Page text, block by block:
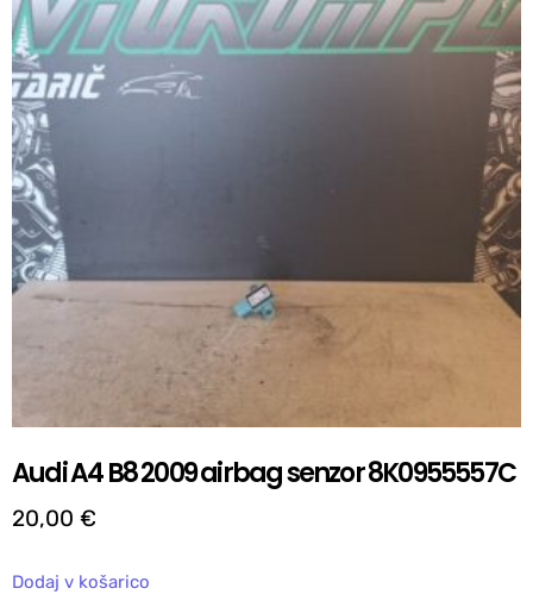
Audi A4 B8 2009 airbag senzor 8K0955557C
20,00 €
Dodaj v košarico